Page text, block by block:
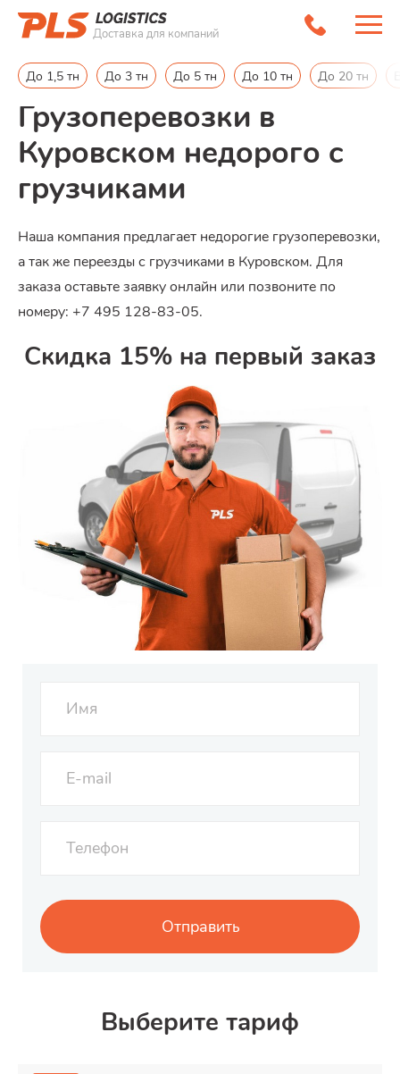
Доставка для компаний
До 1,5 тн До 3 тн До 5 тн До 10 тн До 20 тн
Главная Районы работ в МО / Куровское
Грузоперевозки в
Куровском недорого с
грузчиками
Наша компания предлагает недорогие грузоперевозки,
а так же переезды с грузчиками в Куровском. Для
заказа оставьте заявку онлайн или позвоните по
номеру: +7 495 128-83-05.
Скидка 15% на первый заказ
Выберите тариф